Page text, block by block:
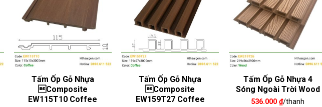
Tấm Ốp Gỗ Nhựa
Composite
EW115T10 Coffee
Tấm Ốp Gỗ Nhựa
Composite
EW159T27 Coffee
Tấm Ốp Gỗ Nhựa 4
Sóng Ngoài Trời Wood
536.000₫/thanh